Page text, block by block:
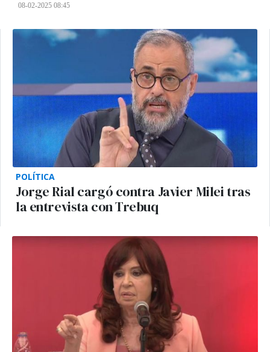
08-02-2025 08:45
POLÍTICA
Jorge Rial cargó contra Javier Milei tras
la entrevista con Trebuq